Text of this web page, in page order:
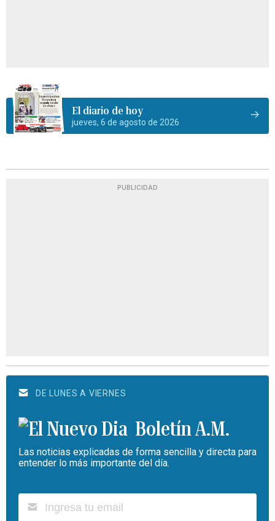
El diario de hoy
jueves, 6 de agosto de 2026
PUBLICIDAD
DE LUNES A VIERNES
Boletín A.M.
Las noticias explicadas de forma sencilla y directa para
entender lo más importante del día.